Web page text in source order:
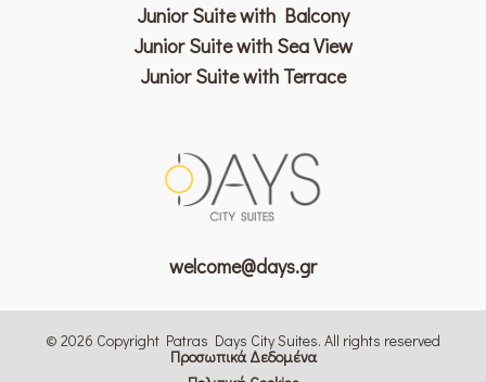
Junior Suite with Balcony
Junior Suite with Sea View
Junior Suite with Terrace
welcome@days.gr
© 2026 Copyright Patras Days City Suites. All rights reserved
Προσωπικά Δεδομένα